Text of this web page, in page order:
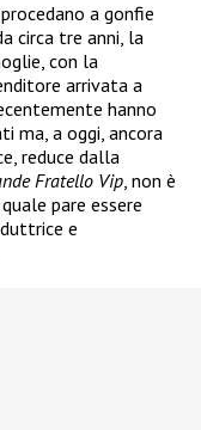
a gonfie
circa tre anni, la
con la
arrivata a
hanno
ma, a oggi, ancora
reduce dalla
Fratello Vip, non è
pare essere
e